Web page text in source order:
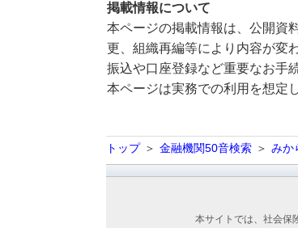
掲載情報について
本ページの掲載情報は、公開資
更、組織再編等により内容が変
振込や口座登録など重要なお手
本ページは実務での利用を想定
トップ 金融機関50音検索 みか
本サイトでは、社会保